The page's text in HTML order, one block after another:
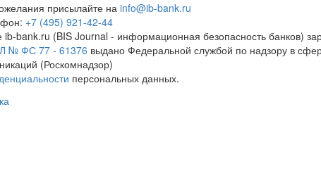
присылайте наinfo@ib-bank.ru
+7 (495) 921-42-44
ib-bank.ru (BIS Journal - информационная безопасность банков)
№ ФС 77 - 61376 выдано Федеральной службой по надзору в
(Роскомнадзор)
персональных данных.